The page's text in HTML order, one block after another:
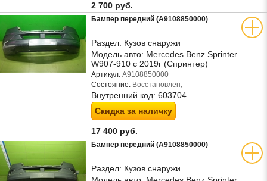
2 700 руб.
Бампер передний (A9108850000)
Раздел: Кузов снаружи
Модель авто: Mercedes Benz Sprinter
W907-910 с 2019г (Спринтер)
Артикул: A9108850000
Состояние: Восстановлен,
Внутренний код: 603704
Скидка за наличку
17 400 руб.
Бампер передний (A9108850000)
Раздел: Кузов снаружи